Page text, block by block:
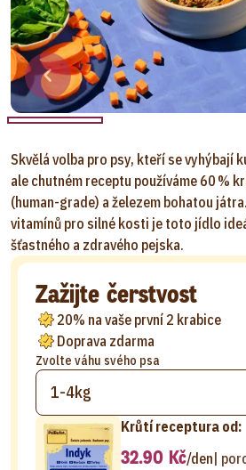
Skvělá volba pro psy, kteří se vyhýbají
ale chutném receptu používáme 60 %
(human-grade) a železem bohatou
vitamínů pro silné kosti je toto jídlo
šťastného a zdravého pejska.
Zažijte čerstvost
20% na vaše první 2 krabice
Doprava zdarma
Zvolte váhu svého psa
1-4kg
Krůtí receptura od:
32.90 Kč/den|